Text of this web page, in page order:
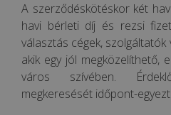
A szerződéskötéskor két
havi bérleti díj és rezsi
választás cégek, szolgáltatók
akik egy jól megközelíthető,
város szívében.
megkeresését időpont-